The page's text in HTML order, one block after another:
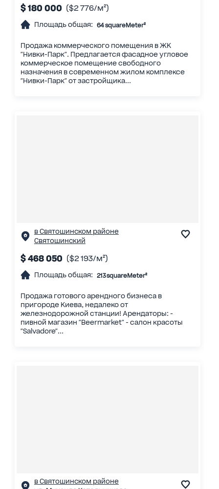
$ 180 000 ($2 776/м²)
Площадь общая: 64 squareMeter²
Продажа коммерческого помещения в ЖК
"Нивки-Парк". Предлагается фасадное угловое
коммерческое помещение свободного
назначения в современном жилом комплексе
"Нивки-Парк" от застройщика...
в Святошинском районе
Святошинский
$ 468 050 ($2 193/м²)
Площадь общая: 213 squareMeter²
Продажа готового арендного бизнеса в
пригороде Киева, недалеко от
железнодорожной станции! Арендаторы: -
пивной магазин "Beermarket" - салон красоты
"Salvadore"...
в Святошинском районе